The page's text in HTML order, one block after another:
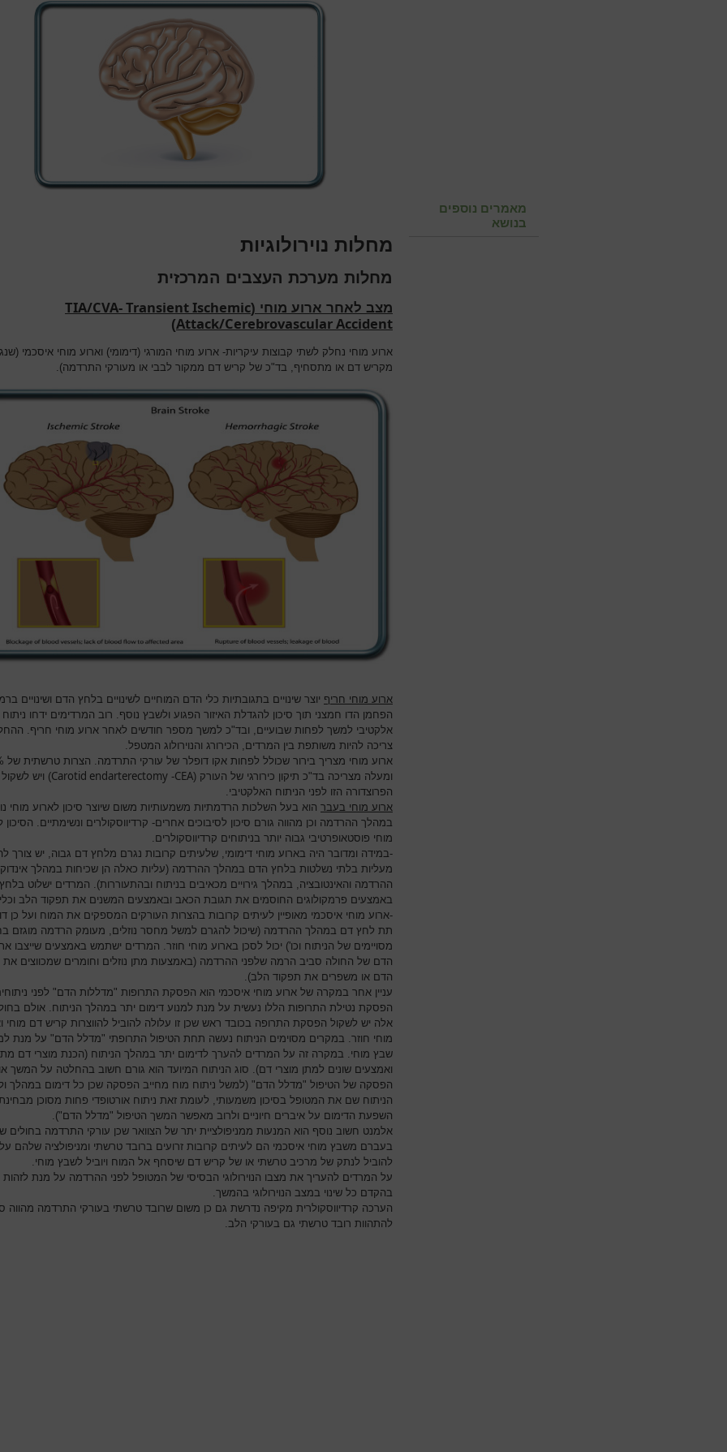
מחלות נוירולוגיות
מחלות מערכת העצבים המרכזית
מצב לאחר ארוע מוחי (TIA/CVA- Transient Ischemic
Attack/Cerebrovascular Accident
)
ארוע מוחי נחלק לשתי קבוצות עיקריות- ארוע מוחי המורגי (דימומי) וארוע מוחי איסכמי
מקריש דם או מתסחיף, בד"כ של קריש דם ממקור לבבי או מעורקי התרדמה).
ארוע מוחי חריף יוצר שינויים בתגובתיות כלי הדם המוחיים לשינויים בלחץ הדם ושינויים
הפחמן הדו חמצני תוך סיכון להגדלת האיזור הפגוע ולשבץ נוסף. רוב המרדימים ידחו ניתוח
אלקטיבי למשך לפחות שבועיים, ובד"כ למשך מספר חודשים לאחר ארוע מוחי חריף.
צריכה להיות משותפת בין המרדים, הכירורג והנוירולוג המטפל.
ארוע
ומעלה מצריכה בד"כ תיקון כירורגי של העורק (CEA
-
Carotid endarterectomy) ויש לשקול
הפרוצדורה הזו לפני הניתוח האלקטיבי.
ארוע מוחי בעבר הוא בעל השלכות הרדמתיות משמעותיות משום שיוצר סיכון לארוע מוחי
במהלך ההרדמה וכן מהווה גורם סיכון לסיבוכים אחרים- קרדיווסקולרים ונשימתיים. הסיכון
מוחי פוסטאופרטיבי גבוה יותר בניתוחים קרדיווסקולרים.
-במידה ומדובר היה בארוע מוחי דימומי, שלעיתים קרובות נגרם מלחץ דם גבוה, יש צורך
מעליות בלתי נשלטות בלחץ הדם במהלך ההרדמה (עליות כאלה הן שכיחות במהלך
ההרדמה והאינטובציה, במהלך גירויים מכאיבים בניתוח ובהתעוררות). המרדים ישלוט
באמצעים פרמקולוגים החוסמים את תגובת הכאב ובאמצעים המשנים את תפקוד הלב
-ארוע מוחי איסכמי מאופיין לעיתים קרובות בהצרות העורקים המספקים את המוח ועל כן
תת לחץ דם במהלך ההרדמה (שיכול להגרם למשל מחסר נוזלים, מעומק הרדמה מוגזם
מסויימים של הניתוח וכו') יכול לסכן בארוע מוחי חוזר. המרדים ישתמש באמצעים שייצבו
הדם של החולה סביב הרמה שלפני ההרדמה (באמצעות מתן נוזלים וחומרים שמכווצים את
הדם או משפרים את תפקוד הלב).
עניין אחר במקרה של ארוע מוחי איסכמי הוא הפסקת התרופות "מדללות הדם" לפני
הפסקת נטילת התרופות הללו נעשית על מנת למנוע דימום יתר במהלך הניתוח. אולם
אלה יש לשקול הפסקת התרופה בכובד ראש שכן זו עלולה להוביל להווצרות קריש דם מוחי
מוחי חוזר. במקרים מסוימים הניתוח נעשה תחת הטיפול התרופתי "מדלל הדם" על מנת
שבץ מוחי. במקרה זה על המרדים להערך לדימום יתר במהלך הניתוח (הכנת מוצרי דם
ואמצעים שונים למתן מוצרי דם). סוג הניתוח המיועד הוא גורם חשוב בהחלטה על המשך
הפסקה של הטיפול "מדלל הדם" (למשל ניתוח מוח מחייב הפסקה שכן כל דימום במהלך
הניתוח שם את המטופל בסיכון משמעותי, לעומת זאת ניתוח אורטופדי פחות מסוכן
השפעת הדימום על איברים חיוניים ולרוב מאפשר המשך הטיפול "מדלל הדם").
אלמנט חשוב נוסף הוא המנעות ממניפולציית יתר של הצוואר שכן עורקי התרדמה בחולים
בעברם משבץ מוחי איסכמי הם לעיתים קרובות זרועים ברובד טרשתי ומניפולציה שלהם
להוביל לנתק של מרכיב טרשתי או של קריש דם שיסחף אל המוח ויוביל לשבץ מוחי.
על המרדים להעריך את מצבו הנוירולוגי הבסיסי של המטופל לפני ההרדמה על מנת לזהות
בהקדם כל שינוי במצב הנוירולוגי בהמשך.
הערכה קרדיווסקולרית מקיפה נדרשת גם כן משום שרובד טרשתי בעורקי התרדמה מהווה
להתהוות רובד טרשתי גם בעורקי הלב.
מאמרים נוספים
בנושא